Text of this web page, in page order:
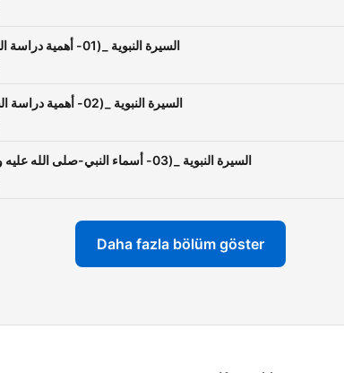
السيرة النبوية _(01- أهمية دراسة السيرة)
السيرة النبوية _(02- أهمية دراسة السيرة)
السيرة النبوية _(03- أسماء النبي-صلى الله عليه وسلم)
Daha fazla bölüm göster